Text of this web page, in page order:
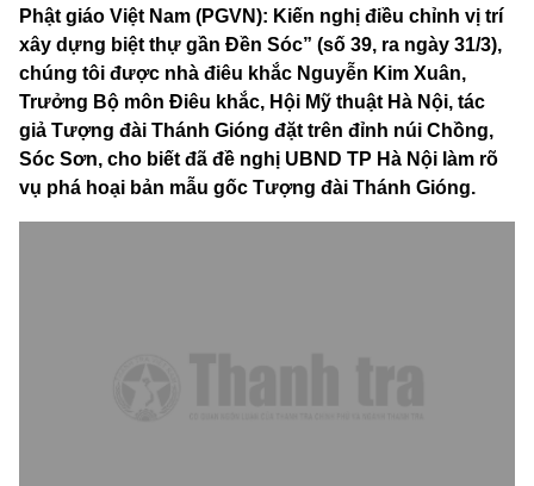
Phật giáo Việt Nam (PGVN): Kiến nghị điều chỉnh vị trí
xây dựng biệt thự gần Đền Sóc” (số 39, ra ngày 31/3),
chúng tôi được nhà điêu khắc Nguyễn Kim Xuân,
Trưởng Bộ môn Điêu khắc, Hội Mỹ thuật Hà Nội, tác
giả Tượng đài Thánh Gióng đặt trên đỉnh núi Chồng,
Sóc Sơn, cho biết đã đề nghị UBND TP Hà Nội làm rõ
vụ phá hoại bản mẫu gốc Tượng đài Thánh Gióng.